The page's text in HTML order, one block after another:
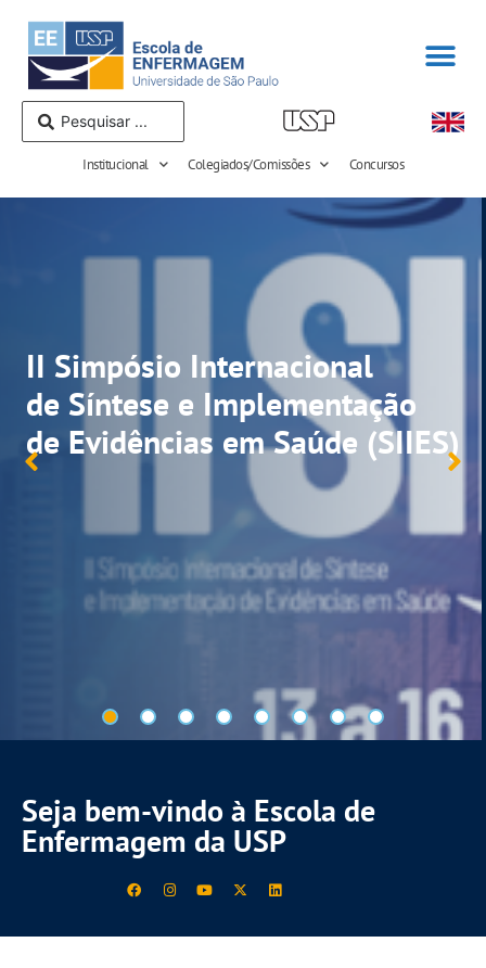
Institucional Colegiados/Comissões Concursos
II Simpósio Internacional
de Síntese e Implementação
de Evidências em Saúde (SIIES)
Seja bem-vindo à Escola de
Enfermagem da USP